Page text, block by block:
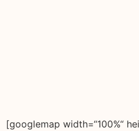
[googlemap width=“100%“